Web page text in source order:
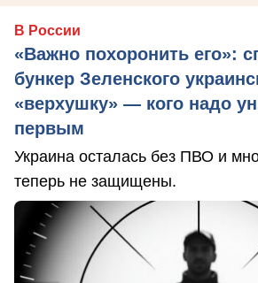
В России
«Важно похоронить его»:
бункер Зеленского
«верхушку» — кого надо
первым
Украина осталась без ПВО и
теперь не защищены.